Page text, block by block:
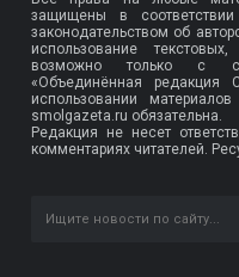
защищены в
законодательством об
использование
возможно только с
«Объединённая
использовании
smolgazeta.ru обязательна.
Редакция не несет
комментариях читателей.